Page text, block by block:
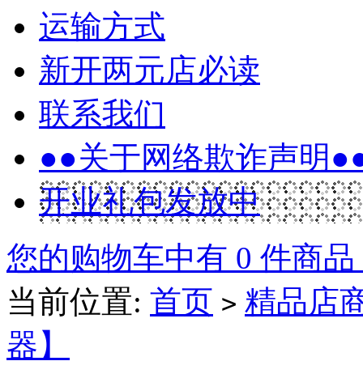
运输方式
新开两元店必读
联系我们
●●关于网络欺诈声明
开业礼包发放中
您的购物车中有 0 件商
当前位置: 首页 > 精品店
器】